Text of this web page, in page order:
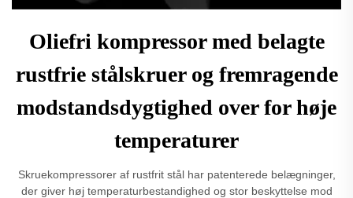
Oliefri kompressor med belagte
rustfrie stålskruer og fremragende
modstandsdygtighed over for høje
temperaturer
Skruekompressorer af rustfrit stål har patenterede belægninger,
der giver høj temperaturbestandighed og stor beskyttelse mod